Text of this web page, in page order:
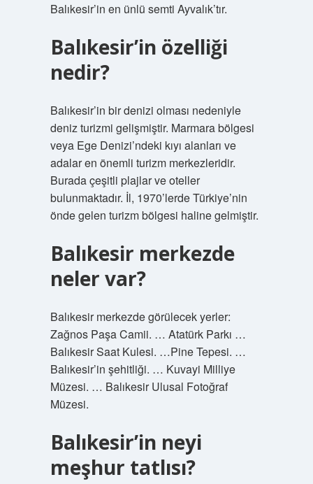
Balıkesir’in en ünlü semti Ayvalık’tır.
Balıkesir’in özelliği
nedir?
Balıkesir’in bir denizi olması nedeniyle
deniz turizmi gelişmiştir. Marmara bölgesi
veya Ege Denizi’ndeki kıyı alanları ve
adalar en önemli turizm merkezleridir.
Burada çeşitli plajlar ve oteller
bulunmaktadır. İl, 1970’lerde Türkiye’nin
önde gelen turizm bölgesi haline gelmiştir.
Balıkesir merkezde
neler var?
Balıkesir merkezde görülecek yerler:
Zağnos Paşa Camii. … Atatürk Parkı …
Balıkesir Saat Kulesi. …Pine Tepesi. …
Balıkesir’in şehitliği. … Kuvayi Milliye
Müzesi. … Balıkesir Ulusal Fotoğraf
Müzesi.
Balıkesir’in neyi
meşhur tatlısı?